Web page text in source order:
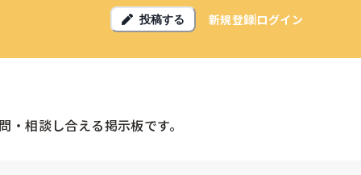
投稿する 新規登録ログイン
・相談し合える掲示板です。